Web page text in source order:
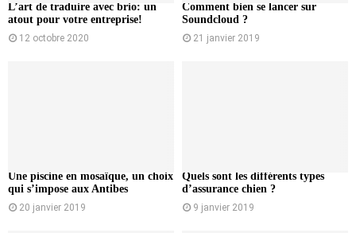
L’art de traduire avec brio: un
atout pour votre entreprise!
12 octobre 2020
Comment bien se lancer sur
Soundcloud ?
21 janvier 2019
Une piscine en mosaïque, un choix
qui s’impose aux Antibes
20 janvier 2019
Quels sont les différents types
d’assurance chien ?
9 janvier 2019